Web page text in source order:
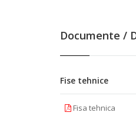
Documente /
Fise tehnice
Fisa tehnica